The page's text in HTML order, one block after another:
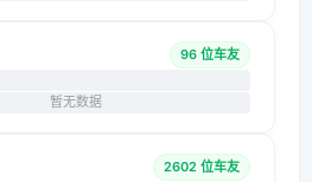
96 位车友
暂无数据
2602 位车友